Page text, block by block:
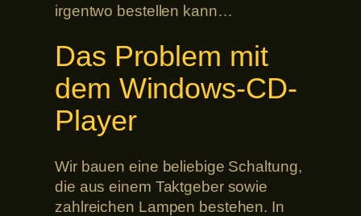
irgentwo bestellen kann…
Das Problem mit
dem Windows-CD-
Player
Wir bauen eine beliebige Schaltung,
die aus einem Taktgeber sowie
zahlreichen Lampen bestehen. In